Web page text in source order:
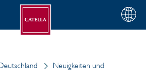
Wählen
Sie
Neuigkeiten und